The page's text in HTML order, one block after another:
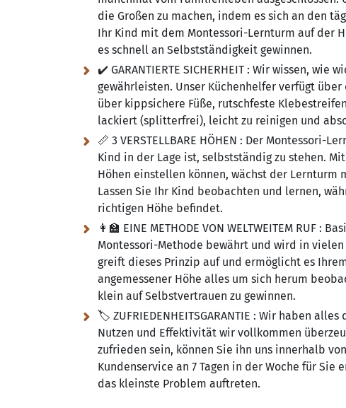
die Großen zu machen, indem es sich an den
Ihr Kind mit dem Montessori-Lernturm auf der
es schnell an Selbstständigkeit gewinnen.
✔️ GARANTIERTE SICHERHEIT : Wir wissen, wie
gewährleisten. Unser Küchenhelfer verfügt
über kippsichere Füße, rutschfeste
lackiert (splitterfrei), leicht zu reinigen und
📏 3 VERSTELLBARE HÖHEN : Der Montessori-
Kind in der Lage ist, selbstständig zu stehen.
Höhen einstellen können, wächst der Lernturm
Lassen Sie Ihr Kind beobachten und lernen,
richtigen Höhe befindet.
👩‍🏫 EINE METHODE VON WELTWEITEM RUF :
Montessori-Methode bewährt und wird in
greift dieses Prinzip auf und ermöglicht es
angemessener Höhe alles um sich herum
klein auf Selbstvertrauen zu gewinnen.
🏷️ ZUFRIEDENHEITSGARANTIE : Wir haben alles
Nutzen und Effektivität wir vollkommen
zufrieden sein, können Sie ihn uns innerhalb
Kundenservice an 7 Tagen in der Woche für
das kleinste Problem auftreten.